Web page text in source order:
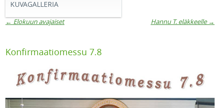
KUVAGALLERIA
← Elokuun avajaiset Hannu T. eläkkeelle →
Konfirmaatiomessu 7.8